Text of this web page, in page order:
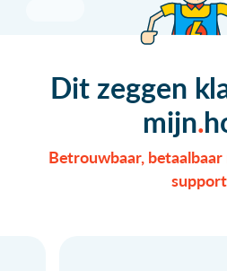
Dit zeggen
mijn
Betrouwbaar,